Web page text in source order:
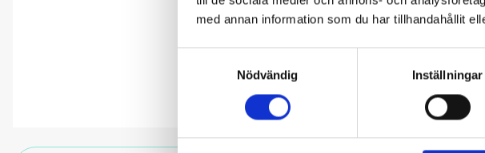
med annan information som du har tillhandahållit
Nödvändig
Inställningar